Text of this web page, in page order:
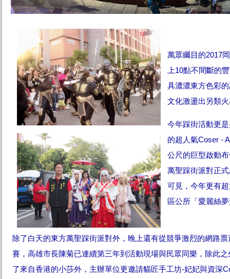
萬眾矚目的2017
上10點不間斷的
具濃濃東方色彩
文化激盪出另類
今年踩街活動更
的超人氣Coser -
公尺的巨型啟動
萬聖踩街派對正
可見，今年更有
區公所「愛麗絲
除了白天的東方萬聖踩街派對外，晚上還有從競爭激烈的網路
賽，高雄市長陳菊已連續第三年到活動現場與民眾同樂，除此
了來自香港的小莎外，主辦單位更邀請貓匠手工坊-妃妃與資深